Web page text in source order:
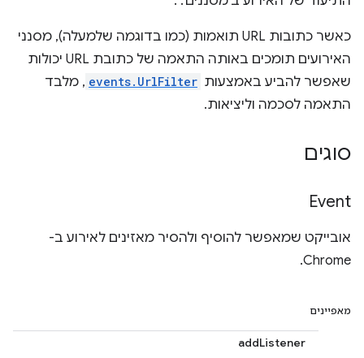
כאשר כתובות URL תואמות (כמו בדוגמה שלמעלה), מסנני
האירועים תומכים באותה התאמה של כתובת URL יכולות
שאפשר להביע באמצעות events.UrlFilter , מלבד
התאמה לסכמה וליציאות.
סוגים
Event
אובייקט שמאפשר להוסיף ולהסיר מאזינים לאירוע ב-
Chrome.
מאפיינים
addListener